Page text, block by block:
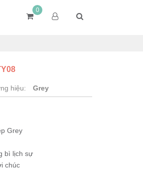
0
hiệu: Grey
Grey
bì lịch sự
chúc